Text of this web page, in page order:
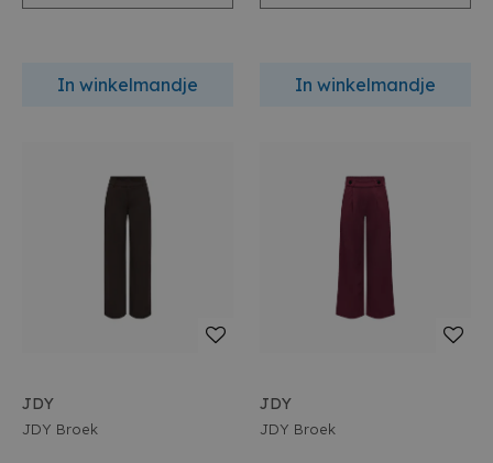
In winkelmandje In winkelmandje
JDY
JDY Broek
JDY
JDY Broek